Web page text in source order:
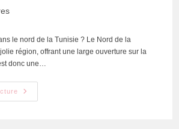
le nord de la Tunisie ? Le Nord de la
région, offrant une large ouverture sur la
donc une…